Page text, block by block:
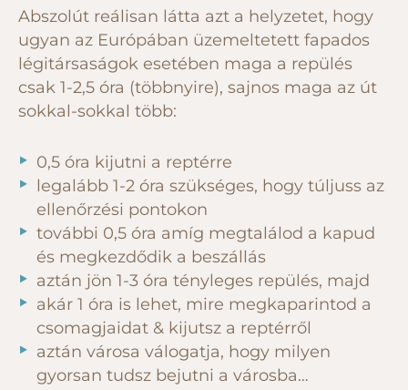
Abszolút reálisan látta azt a helyzetet, hogy
ugyan az Európában üzemeltetett fapados
légitársaságok esetében maga a repülés
csak 1-2,5 óra (többnyire), sajnos maga az út
sokkal-sokkal több:
0,5 óra kijutni a reptérre
legalább 1-2 óra szükséges, hogy túljuss az
ellenőrzési pontokon
további 0,5 óra amíg megtalálod a kapud
és megkezdődik a beszállás
aztán jön 1-3 óra tényleges repülés, majd
akár 1 óra is lehet, mire megkaparintod a
csomagjaidat & kijutsz a reptérről
aztán városa válogatja, hogy milyen
gyorsan tudsz bejutni a városba…